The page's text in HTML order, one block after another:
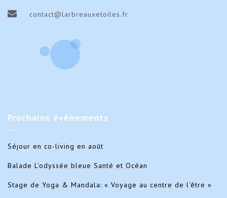
contact@larbreauxetoiles.fr
Prochains évènements
Séjour en co-living en août
Balade L'odyssée bleue Santé et Océan
Stage de Yoga & Mandala: « Voyage au centre de l'être »